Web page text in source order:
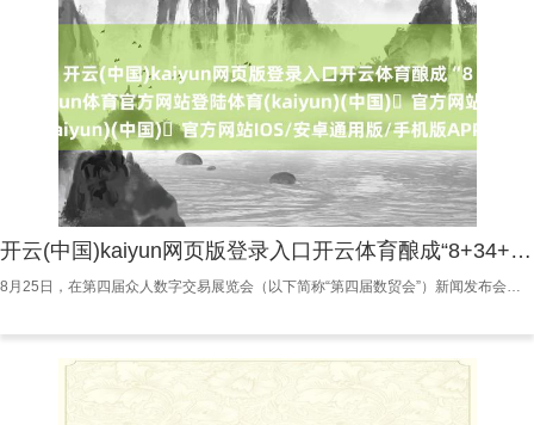
开云(中国)kaiyun网页版登录入口开云体育酿成“8+34+N”当作体系-开yun体育官方网站登陆体育(kaiyun)(中国)❥官方网站IOS/安卓通用版/手机版APP